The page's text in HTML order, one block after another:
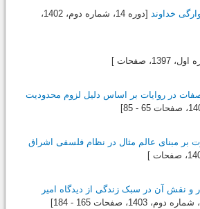
خداوند [دوره 14، شماره دوم، 1402،
1397، صفحات ]
در روایات بر اساس دلیل لزوم محدودیت
، صفحات 65 - 85]
بر مبنای عالم مثال در نظام فلسفی اشراق
، صفحات ]
و نقش آن در سبک زندگی از دیدگاه امیر
1403، صفحات 165 - 184]